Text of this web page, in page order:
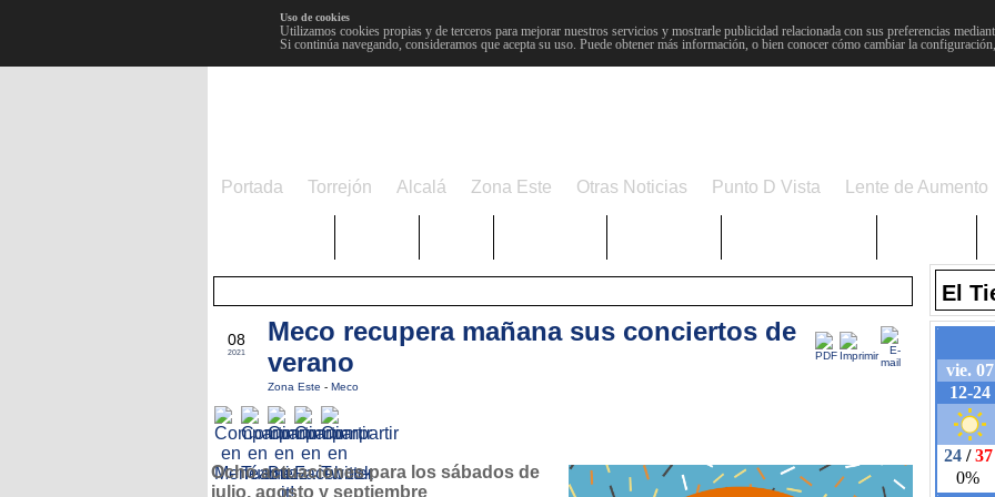
Uso de cookies
Utilizamos cookies propias y de terceros para mejorar nuestros servicios y mostrarle publicidad relacionada con sus preferencias
Si continúa navegando, consideramos que acepta su uso. Puede obtener más información, o bien conocer cómo cambiar la
Portada Torrejón Alcalá Zona Este Otras Noticias Punto D Vista Lente de Aumento
08
2021
Meco recupera mañana sus conciertos de
verano
Zona Este - Meco
Ocho actuaciones para los sábados de
julio, agosto y septiembre
El